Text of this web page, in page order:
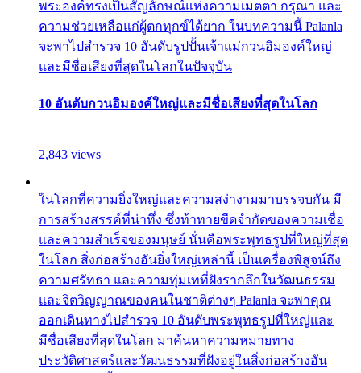
พระองค์ทรงเป็นสัญลักษณ์แห่งความเมตตา กรุณา และ
ความช่วยเหลือแก่ผู้ตกทุกข์ได้ยาก ในบทความนี้ Palanla
จะพาไปสำรวจ 10 อันดับรูปปั้นเจ้าแม่กวนอิมองค์ใหญ่
และมีชื่อเสียงที่สุดในโลกในปัจจุบัน
10 อันดับกวนอิมองค์ใหญ่และมีชื่อเสียงที่สุดในโลก
2,843 views
ในโลกที่ความยิ่งใหญ่และความสง่างามมาบรรจบกัน มี
การสร้างสรรค์ที่น่าทึ่ง ซึ่งท้าทายขีดจำกัดของความเชื่อ
และความสำเร็จของมนุษย์ นั่นคือพระพุทธรูปที่ใหญ่ที่สุด
ในโลก สิ่งก่อสร้างอันยิ่งใหญ่เหล่านี้ เป็นเครื่องพิสูจน์ถึง
ความศรัทธา และความทุ่มเทที่ฝังรากลึกในวัฒนธรรม
และจิตวิญญาณของคนในชาติต่างๆ Palanla จะพาคุณ
ออกเดินทางไปสำรวจ 10 อันดับพระพุทธรูปที่ใหญ่และ
มีชื่อเสียงที่สุดในโลก มาค้นหาความหมายทาง
ประวัติศาสตร์และวัฒนธรรมที่ฝังอยู่ในสิ่งก่อสร้างอัน